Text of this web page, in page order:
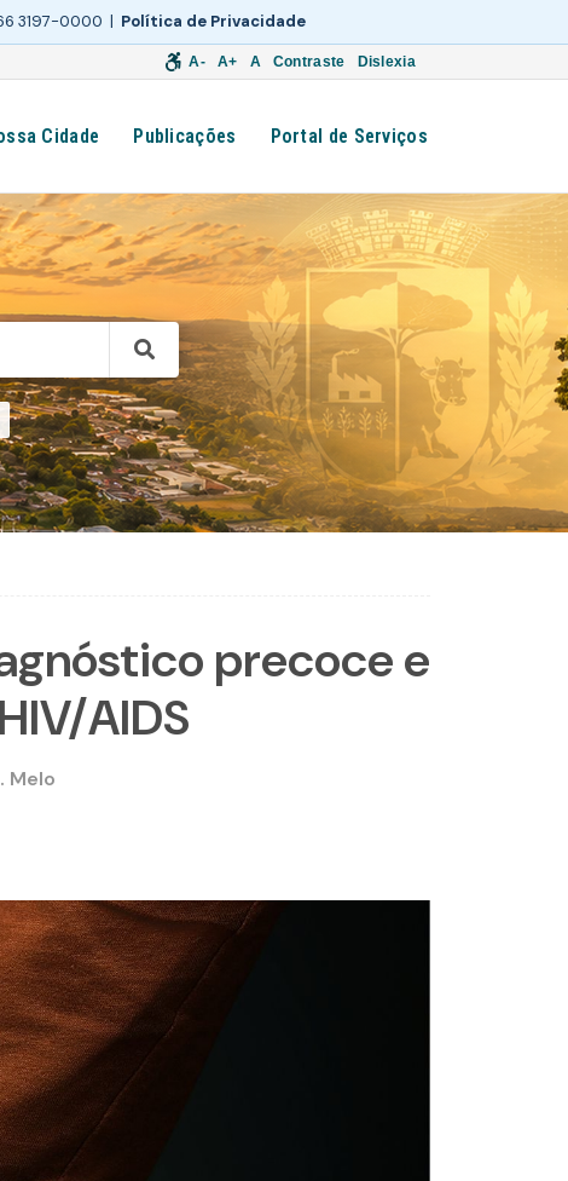
3197-0000 | Política de Privacidade
A- A+ A Contraste Dislexia
Cidade Publicações Portal de Serviços
precoce e
AIDS
Melo